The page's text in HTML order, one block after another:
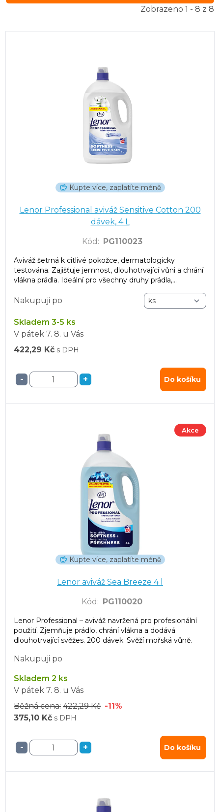
Zobrazeno 1 - 8 z 8
Kupte více, zaplatíte méně
Lenor Professional aviváž Sensitive Cotton 200
dávek, 4 L
Kód : PG110023
Aviváž šetrná k citlivé pokožce, dermatologicky
testována. Zajišťuje jemnost, dlouhotrvající vůni a chrání
vlákna prádla. Ideální pro všechny druhy prádla,
Nakupuji po
Skladem 3-5 ks
V pátek 7. 8. u Vás
422,29 Kč s DPH
- + Do košíku
Akce
Kupte více, zaplatíte méně
Lenor aviváž Sea Breeze 4 l
Kód : PG110020
Lenor Professional – aviváž navržená pro profesionální
použití. Zjemňuje prádlo, chrání vlákna a dodává
dlouhotrvající svěžes. 200 dávek. Svěží mořská vůně.
Nakupuji po
Skladem 2 ks
V pátek 7. 8. u Vás
Běžná cena: 422,29 Kč -11%
375,10 Kč s DPH
- + Do košíku